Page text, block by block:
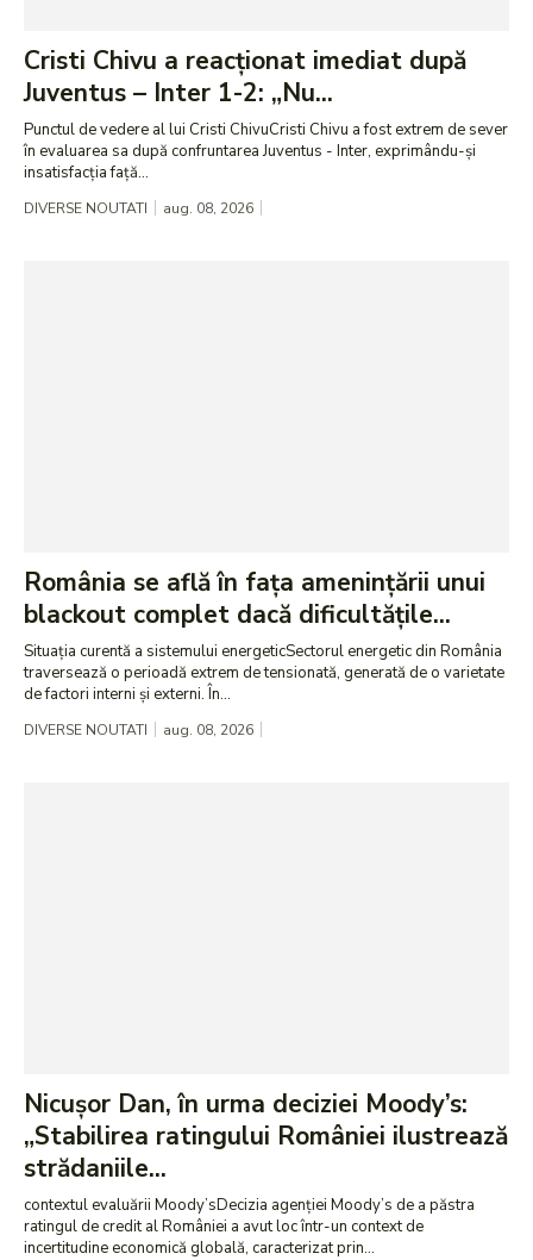
Cristi Chivu a reacționat imediat după
Juventus – Inter 1-2: „Nu...
Punctul de vedere al lui Cristi ChivuCristi Chivu a fost extrem de sever
în evaluarea sa după confruntarea Juventus - Inter, exprimându-și
insatisfacția față...
DIVERSE NOUTATI aug. 08, 2026
România se află în fața amenințării unui
blackout complet dacă dificultățile...
Situația curentă a sistemului energeticSectorul energetic din România
traversează o perioadă extrem de tensionată, generată de o varietate
de factori interni și externi. În...
DIVERSE NOUTATI aug. 08, 2026
Nicușor Dan, în urma deciziei Moody’s:
„Stabilirea ratingului României ilustrează
strădaniile...
contextul evaluării Moody’sDecizia agenției Moody’s de a păstra
ratingul de credit al României a avut loc într-un context de
incertitudine economică globală, caracterizat prin...